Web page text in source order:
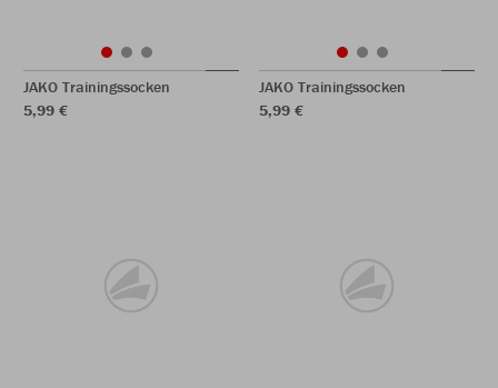
JAKO Trainingssocken
5,99 €
JAKO Trainingssocken
5,99 €